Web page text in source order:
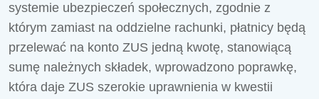
systemie ubezpieczeń społecznych, zgodnie z
którym zamiast na oddzielne rachunki, płatnicy będą
przelewać na konto ZUS jedną kwotę, stanowiącą
sumę należnych składek, wprowadzono poprawkę,
która daje ZUS szerokie uprawnienia w kwestii